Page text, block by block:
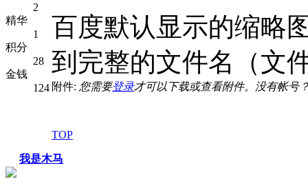
2
精华
1
积分
28
金钱
124
百度默认显示的缩略
到完整的文件名（文
附件: 您需要登录才可以下载或查看附件。没有帐号
TOP
我是木马